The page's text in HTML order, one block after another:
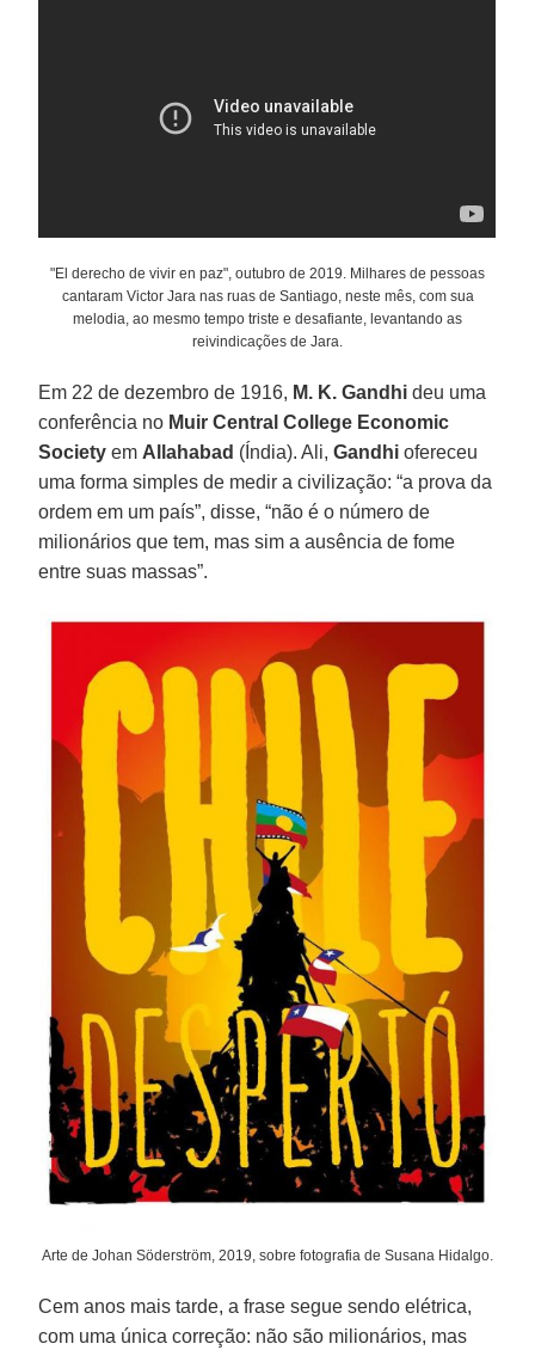
"El derecho de vivir en paz", outubro de 2019. Milhares de pessoas
cantaram Victor Jara nas ruas de Santiago, neste mês, com sua
melodia, ao mesmo tempo triste e desafiante, levantando as
reivindicações de Jara.
Em 22 de dezembro de 1916, M. K. Gandhi deu uma
conferência no Muir Central College Economic
Society em Allahabad (Índia). Ali,Gandhi ofereceu
uma forma simples de medir a civilização: “a prova da
ordem em um país”, disse, “não é o número de
milionários que tem, mas sim a ausência de fome
entre suas massas”.
Arte de Johan Söderström, 2019, sobre fotografia de Susana Hidalgo.
Cem anos mais tarde, a frase segue sendo elétrica,
com uma única correção: não são milionários, mas